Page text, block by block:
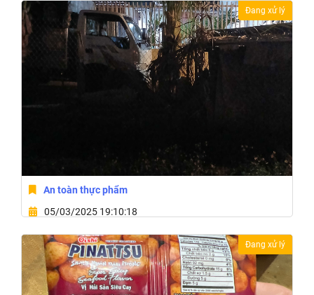
Buôn Ma Thuột,Tỉnh Đắk Lắk
An toàn thực phẩm
05/03/2025 19:10:18
66/7 Nguyễn Trường Tộ Phường Ea Tam,Thành Phố
Buôn Ma Thuột,Tỉnh Đắk Lắk
Đang xử lý
Đang xử lý